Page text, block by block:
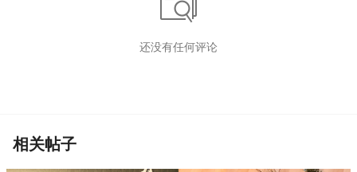
还没有任何评论
相关帖子